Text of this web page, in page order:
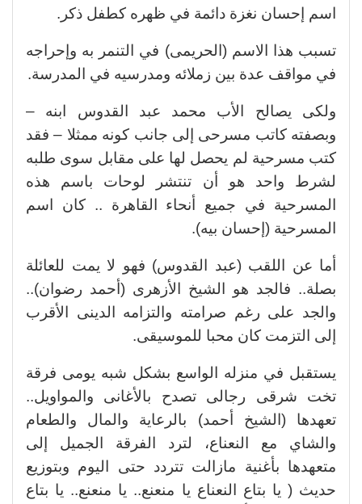
اسم إحسان نغزة دائمة في ظهره كطفل ذكر.
تسبب هذا الاسم (الحريمى) في التنمر به وإحراجه
في مواقف عدة بين زملائه ومدرسيه في المدرسة.
ولكى يصالح الأب محمد عبد القدوس ابنه –
وبصفته كاتب مسرحى إلى جانب كونه ممثلا – فقد
كتب مسرحية لم يحصل لها على مقابل سوى طلبه
لشرط واحد هو أن تنتشر لوحات باسم هذه
المسرحية في جميع أنحاء القاهرة .. كان اسم
المسرحية (إحسان بيه).
أما عن اللقب (عبد القدوس) فهو لا يمت للعائلة
بصلة.. فالجد هو الشيخ الأزهرى (أحمد رضوان)..
والجد على رغم صرامته والتزامه الدينى الأقرب
إلى التزمت كان محبا للموسيقى.
يستقبل في منزله الواسع بشكل شبه يومى فرقة
تخت شرقى رجالى تصدح بالأغانى والمواويل..
تعهدها (الشيخ أحمد) بالرعاية والمال والطعام
والشاي مع النعناع، لترد الفرقة الجميل إلى
متعهدها بأغنية مازالت تتردد حتى اليوم وبتوزيع
حديث ( يا بتاع النعناع يا منعنع.. يا منعنع.. يا بتاع